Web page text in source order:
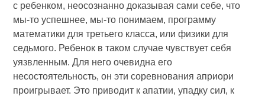
с ребенком, неосознанно доказывая сами себе, что
мы-то успешнее, мы-то понимаем, программу
математики для третьего класса, или физики для
седьмого. Ребенок в таком случае чувствует себя
уязвленным. Для него очевидна его
несостоятельность, он эти соревнования априори
проигрывает. Это приводит к апатии, упадку сил, к